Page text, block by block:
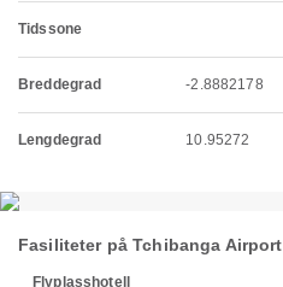
Tidssone
Breddegrad -2.8882178
Lengdegrad 10.95272
Fasiliteter på Tchibanga Airport
Flyplasshotell